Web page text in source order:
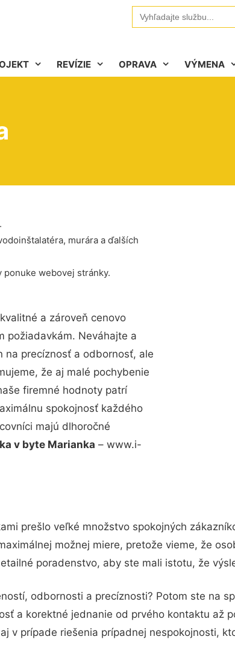
Search
for:
REVÍZIE OPRAVA VÝMENA
.
murára a ďalších
ponuke webovej stránky.
a zároveň cenovo
požiadavkám. Neváhajte a
na precíznosť a odbornosť, ale
že aj malé pochybenie
firemné hodnoty patrí
spokojnosť každého
majú dlhoročné
v byte Marianka – www.i-
prešlo veľké množstvo spokojných
možnej miere, pretože vieme, že
poradenstvo, aby ste mali istotu, že
odbornosti a precíznosti? Potom ste na
a korektné jednanie od prvého kontaktu až
v prípade riešenia prípadnej nespokojnosti,